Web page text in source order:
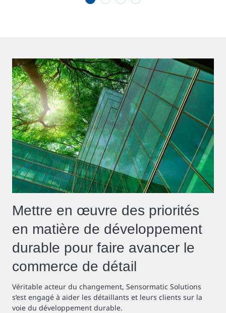
Mettre en œuvre des priorités
en matière de développement
durable pour faire avancer le
commerce de détail
Véritable acteur du changement, Sensormatic Solutions
s’est engagé à aider les détaillants et leurs clients sur la
voie du développement durable.